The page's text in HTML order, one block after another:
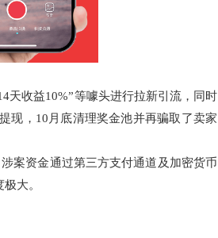
天收益10%”等噱头进行拉新引流，同时
现，10月底清理奖金池并再骗取了卖家
案资金通过第三方支付通道及加密货币
大。